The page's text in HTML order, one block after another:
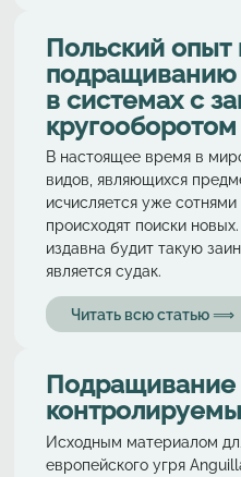
Польский опыт
подращиванию
в системах с
В настоящее время в
видов, являющихся
исчисляется уже
происходят поиски
издавна будит такую
является судак.
Читать всю статью ⟹
Подращивание
Исходным материалом
европейского угря